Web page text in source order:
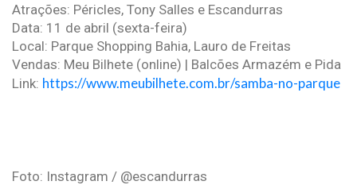
Atrações: Péricles, Tony Salles e Escandurras
Data: 11 de abril (sexta-feira)
Local: Parque Shopping Bahia, Lauro de Freitas
Vendas: Meu Bilhete (online) | Balcões Armazém e Pida
Link: https://www.meubilhete.com.br/samba-no-parque
Foto: Instagram / @escandurras